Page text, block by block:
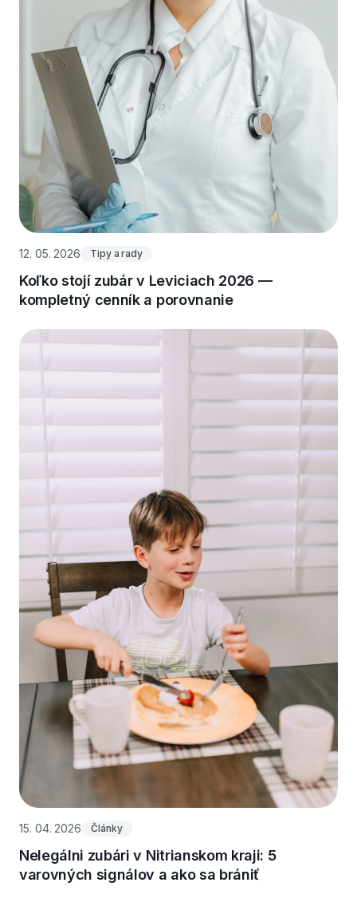
12. 05. 2026 Tipy a rady
Koľko stojí zubár v Leviciach 2026 —
kompletný cenník a porovnanie
15. 04. 2026 Články
Nelegálni zubári v Nitrianskom kraji: 5
varovných signálov a ako sa brániť